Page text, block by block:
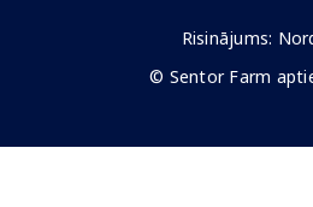
Risinājums:
© Sentor Farm